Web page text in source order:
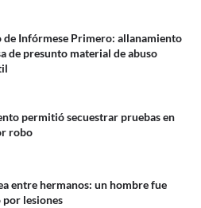
de Infórmese Primero: allanamiento
de presunto material de abuso
permitió secuestrar pruebas en
robo
entre hermanos: un hombre fue
lesiones